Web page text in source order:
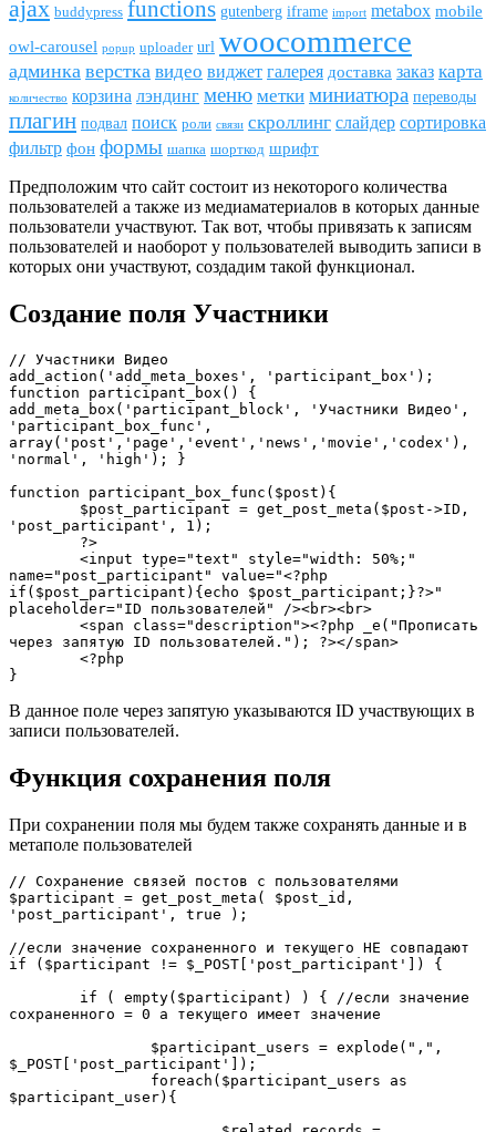
ajax buddypress funсtions gutenberg iframe import metabox mobile
owl-carousel popup uploader url woocommerce
админка верстка видео виджет галерея доставка заказ карта
количество корзина лэндинг меню метки миниатюра переводы
плагин подвал поиск роли связи скроллинг слайдер сортировка
фильтр фон формы шапка шорткод шрифт
Предположим что сайт состоит из некоторого количества
пользователей а также из медиаматериалов в которых данные
пользователи участвуют. Так вот, чтобы привязать к записям
пользователей и наоборот у пользователей выводить записи в
которых они участвуют, создадим такой функционал.
Создание поля Участники
// Участники Видео
add_action('add_meta_boxes', 'participant_box');
function participant_box() {
add_meta_box('participant_block', 'Участники Видео',
'participant_box_func',
array('post','page','event','news','movie','codex'),
'normal', 'high'); }
function participant_box_func($post){
'post_participant', 1);
name="post_participant" value="<?php
if($post_participant){echo $post_participant;}?>"
placeholder="ID пользователей" /><br><br>
через запятую ID пользователей."); ?></span>
}
В данное поле через запятую указываются ID участвующих в
записи пользователей.
Функция сохранения поля
При сохранении поля мы будем также сохранять данные и в
метаполе пользователей
// Сохранение связей постов с пользователями
$participant = get_post_meta( $post_id,
'post_participant', true );
//если значение сохраненного и текущего НЕ совпадают
if ($participant != $_POST['post_participant']) {
сохраненного = 0 а текущего имеет значение
$_POST['post_participant']);
$participant_user){